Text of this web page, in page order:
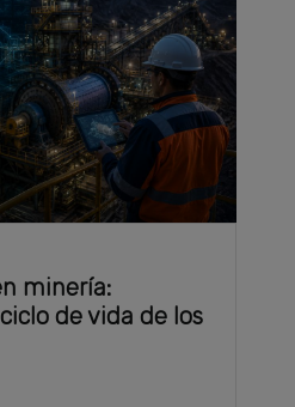
minería:
de vida de los